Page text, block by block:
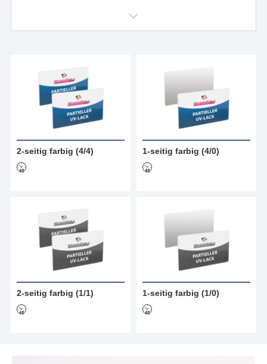
2-seitig farbig (4/4) 1-seitig farbig (4/0)
2-seitig farbig (1/1) 1-seitig farbig (1/0)